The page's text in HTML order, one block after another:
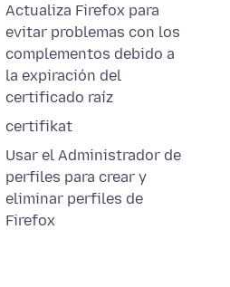
Actualiza Firefox para
evitar problemas con los
complementos debido a
la expiración del
certificado raíz
certifikat
Usar el Administrador de
perfiles para crear y
eliminar perfiles de
Firefox